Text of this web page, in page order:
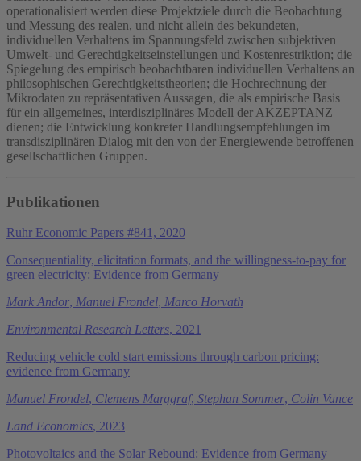
operationalisiert werden diese Projektziele durch die Beobachtung
und Messung des realen, und nicht allein des bekundeten,
individuellen Verhaltens im Spannungsfeld zwischen subjektiven
Umwelt- und Gerechtigkeitseinstellungen und Kostenrestriktion; die
Spiegelung des empirisch beobachtbaren individuellen Verhaltens an
philosophischen Gerechtigkeitstheorien; die Hochrechnung der
Mikrodaten zu repräsentativen Aussagen, die als empirische Basis
für ein allgemeines, interdisziplinäres Modell der AKZEPTANZ
dienen; die Entwicklung konkreter Handlungsempfehlungen im
transdisziplinären Dialog mit den von der Energiewende betroffenen
gesellschaftlichen Gruppen.
Publikationen
Ruhr Economic Papers #841, 2020
Consequentiality, elicitation formats, and the willingness-to-pay for
green electricity: Evidence from Germany
Mark Andor, Manuel Frondel, Marco Horvath
Environmental Research Letters, 2021
Reducing vehicle cold start emissions through carbon pricing:
evidence from Germany
Manuel Frondel, Clemens Marggraf, Stephan Sommer, Colin Vance
Land Economics, 2023
Photovoltaics and the Solar Rebound: Evidence from Germany